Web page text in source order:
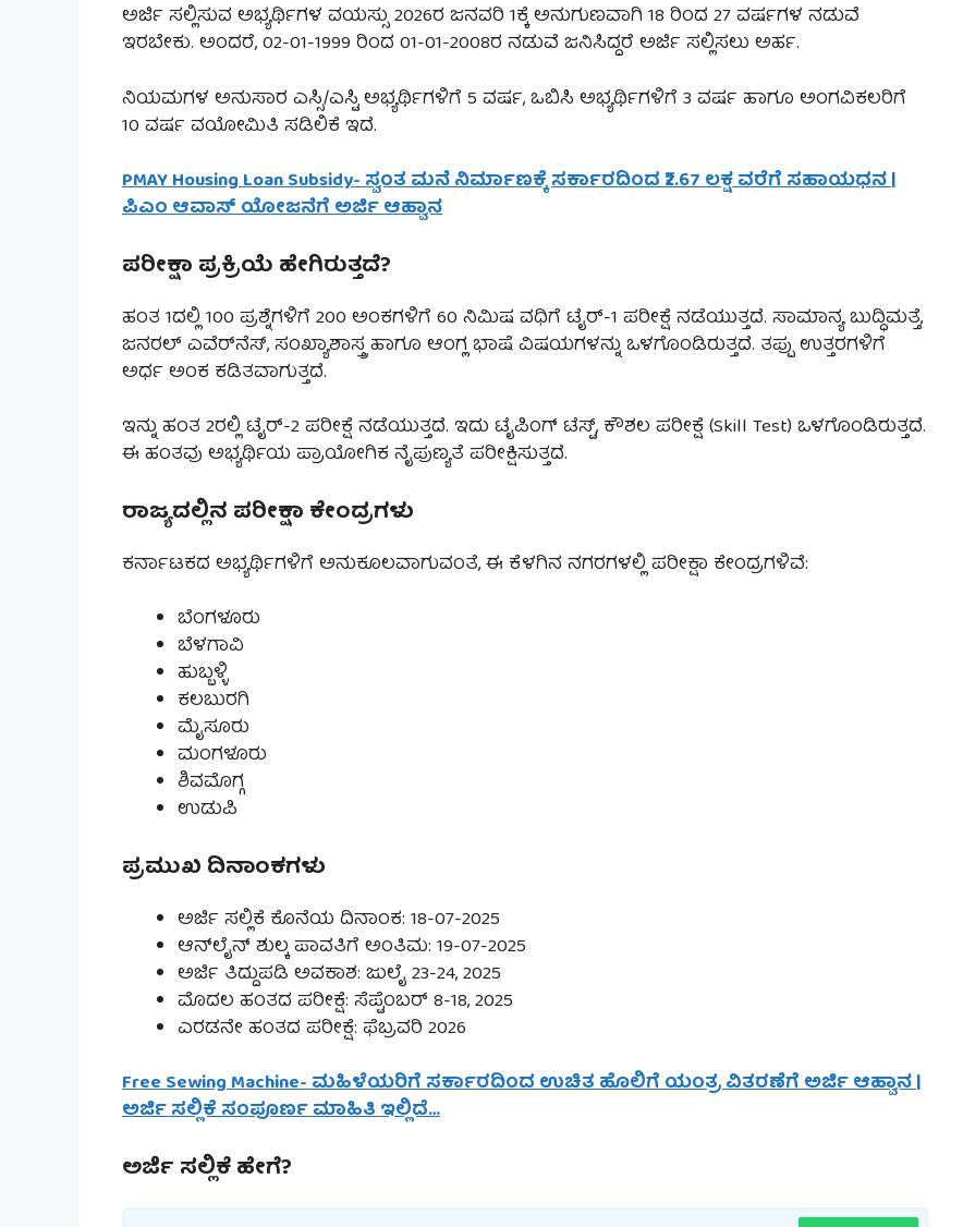
ಅರ್ಜಿ ಸಲ್ಲಿಸುವ ಅಭ್ಯರ್ಥಿಗಳ ವಯಸ್ಸು 2026ರ ಜನವರಿ 1ಕ್ಕೆ ಅನುಗುಣವಾಗಿ 18 ರಿಂದ 27 ವರ್ಷಗಳ ನಡುವೆ
ಇರಬೇಕು. ಅಂದರೆ, 02-01-1999 ರಿಂದ 01-01-2008ರ ನಡುವೆ ಜನಿಸಿದ್ದರೆ ಅರ್ಜಿ ಸಲ್ಲಿಸಲು ಅರ್ಹ.
ನಿಯಮಗಳ ಅನುಸಾರ ಎಸ್ಸಿ/ಎಸ್ಟಿ ಅಭ್ಯರ್ಥಿಗಳಿಗೆ 5 ವರ್ಷ, ಒಬಿಸಿ ಅಭ್ಯರ್ಥಿಗಳಿಗೆ 3 ವರ್ಷ ಹಾಗೂ ಅಂಗವಿಕಲರಿಗೆ
10 ವರ್ಷ ವಯೋಮಿತಿ ಸಡಿಲಿಕೆ ಇದೆ.
PMAY Housing Loan Subsidy- ಸ್ವಂತ ಮನೆ ನಿರ್ಮಾಣಕ್ಕೆ ಸರ್ಕಾರದಿಂದ ₹2.67 ಲಕ್ಷ ವರೆಗೆ ಸಹಾಯಧನ |
ಪಿಎಂ ಆವಾಸ್ ಯೋಜನೆಗೆ ಅರ್ಜಿ ಆಹ್ವಾನ
ಪರೀಕ್ಷಾ ಪ್ರಕ್ರಿಯೆ ಹೇಗಿರುತ್ತದೆ?
ಹಂತ 1ದಲ್ಲಿ 100 ಪ್ರಶ್ನೆಗಳಿಗೆ 200 ಅಂಕಗಳಿಗೆ 60 ನಿಮಿಷ ವಧಿಗೆ ಟೈರ್-1 ಪರೀಕ್ಷೆ ನಡೆಯುತ್ತದೆ. ಸಾಮಾನ್ಯ ಬುದ್ಧಿಮತ್ತೆ,
ಜನರಲ್ ಎವೆರ್‌ನೆಸ್, ಸಂಖ್ಯಾಶಾಸ್ತ್ರ ಹಾಗೂ ಆಂಗ್ಲ ಭಾಷೆ ವಿಷಯಗಳನ್ನು ಒಳಗೊಂಡಿರುತ್ತದೆ. ತಪ್ಪು ಉತ್ತರಗಳಿಗೆ
ಅರ್ಧ ಅಂಕ ಕಡಿತವಾಗುತ್ತದೆ.
ಇನ್ನು ಹಂತ 2ರಲ್ಲಿ ಟೈರ್-2 ಪರೀಕ್ಷೆ ನಡೆಯುತ್ತದೆ. ಇದು ಟೈಪಿಂಗ್ ಟೆಸ್ಟ್, ಕೌಶಲ ಪರೀಕ್ಷೆ (Skill Test) ಒಳಗೊಂಡಿರುತ್ತದೆ.
ಈ ಹಂತವು ಅಭ್ಯರ್ಥಿಯ ಪ್ರಾಯೋಗಿಕ ನೈಪುಣ್ಯತೆ ಪರೀಕ್ಷಿಸುತ್ತದೆ.
ರಾಜ್ಯದಲ್ಲಿನ ಪರೀಕ್ಷಾ ಕೇಂದ್ರಗಳು
ಕರ್ನಾಟಕದ ಅಭ್ಯರ್ಥಿಗಳಿಗೆ ಅನುಕೂಲವಾಗುವಂತೆ, ಈ ಕೆಳಗಿನ ನಗರಗಳಲ್ಲಿ ಪರೀಕ್ಷಾ ಕೇಂದ್ರಗಳಿವೆ:
ಬೆಂಗಳೂರು
ಬೆಳಗಾವಿ
ಹುಬ್ಬಳ್ಳಿ
ಕಲಬುರಗಿ
ಮೈಸೂರು
ಮಂಗಳೂರು
ಶಿವಮೊಗ್ಗ
ಉಡುಪಿ
ಪ್ರಮುಖ ದಿನಾಂಕಗಳು
ಅರ್ಜಿ ಸಲ್ಲಿಕೆ ಕೊನೆಯ ದಿನಾಂಕ: 18-07-2025
ಆನ್‌ಲೈನ್ ಶುಲ್ಕ ಪಾವತಿಗೆ ಅಂತಿಮ: 19-07-2025
ಅರ್ಜಿ ತಿದ್ದುಪಡಿ ಅವಕಾಶ: ಜುಲೈ 23-24, 2025
ಮೊದಲ ಹಂತದ ಪರೀಕ್ಷೆ: ಸೆಪ್ಟೆಂಬರ್ 8-18, 2025
ಎರಡನೇ ಹಂತದ ಪರೀಕ್ಷೆ: ಫೆಬ್ರವರಿ 2026
Free Sewing Machine- ಮಹಿಳೆಯರಿಗೆ ಸರ್ಕಾರದಿಂದ ಉಚಿತ ಹೊಲಿಗೆ ಯಂತ್ರ ವಿತರಣೆಗೆ ಅರ್ಜಿ ಆಹ್ವಾನ |
ಅರ್ಜಿ ಸಲ್ಲಿಕೆ ಸಂಪೂರ್ಣ ಮಾಹಿತಿ ಇಲ್ಲಿದೆ…
ಅರ್ಜಿ ಸಲ್ಲಿಕೆ ಹೇಗೆ?